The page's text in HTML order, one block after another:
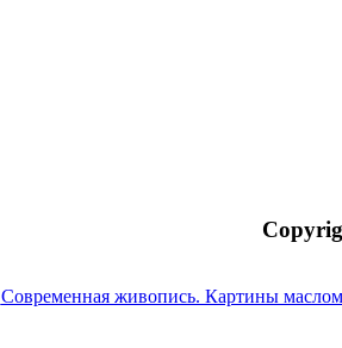
Современная живопись. Картины